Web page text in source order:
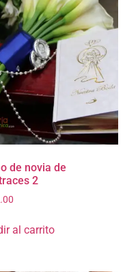
de novia de
2
al carrito